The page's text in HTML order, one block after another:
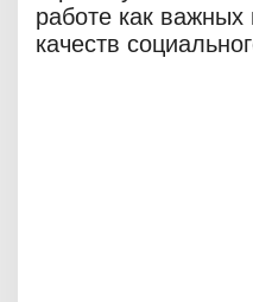
работе как
качеств